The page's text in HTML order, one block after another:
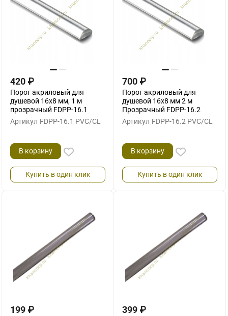
420 ₽
Порог акриловый для
душевой 16х8 мм, 1 м
прозрачный FDPP-16.1
Артикул FDPP-16.1 PVC/CL
В корзину
Купить в один клик
700 ₽
Порог акриловый для
душевой 16х8 мм 2 м
Прозрачный FDPP-16.2
Артикул FDPP-16.2 PVC/CL
В корзину
Купить в один клик
199 ₽ 399 ₽